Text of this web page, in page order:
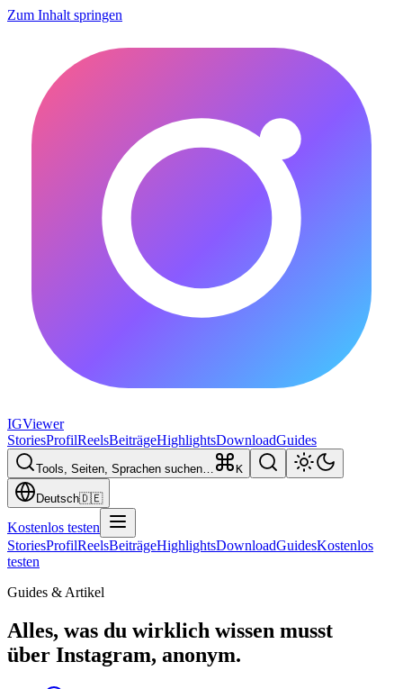
Zum Inhalt springen
IGViewer
StoriesProfilReelsBeiträgeHighlightsDownloadGuides
Tools, Seiten, Sprachen suchen… K
Deutsch🇩🇪
Kostenlos testen
StoriesProfilReelsBeiträgeHighlightsDownloadGuidesKostenlos
testen
Guides & Artikel
Alles, was du wirklich wissen musst
über Instagram, anonym.